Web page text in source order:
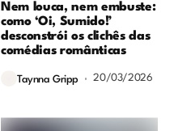
Nem louca, nem embuste:
como ‘Oi, Sumido!’
desconstrói os clichês das
comédias românticas
Taynna Gripp 20/03/2026